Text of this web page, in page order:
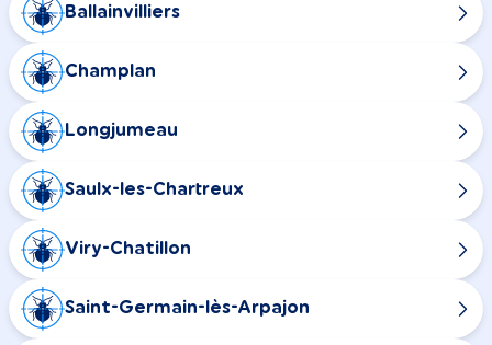
Ballainvilliers
Champlan
Longjumeau
Saulx-les-Chartreux
Viry-Chatillon
Saint-Germain-lès-Arpajon